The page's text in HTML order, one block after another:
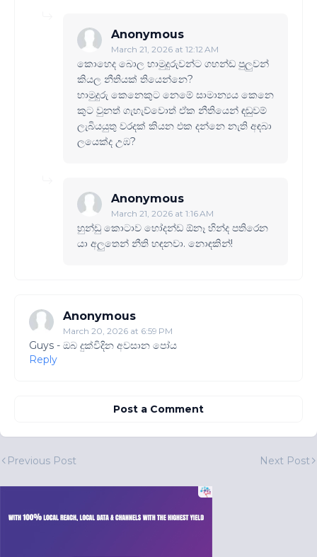
Anonymous
March 21, 2026 at 12:12 AM
කොහෙද බොල හාමුදුරුවන්ට ගහන්ඩ පුලුවන්
කියල නීතියක් තියෙන්නෙ?
හාමුදුරු කෙනෙකුට නෙමේ සාමාන්‍යය කෙනෙ
කුට වුනත් ගැහැව්වොත් ඒක නීතියෙන් ඳඬුවම්
ලැබියයුතු වරදක් කියන එක දන්නෙ නැති අඳබා
ලයෙක්ද උඹ?
Anonymous
March 21, 2026 at 1:16 AM
හුන්ඩු කොටාව හෝදන්ඩ ඕනෑ හින්ද පතිරෙන
යා අලුතෙන් නීති හඳනවා. නොඳකින්!
Anonymous
March 20, 2026 at 6:59 PM
Guys - ඔබ දුක්විදින අවසාන පෝය
Reply
Post a Comment
Previous Post Next Post